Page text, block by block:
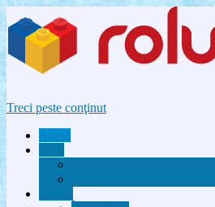
Treci peste conţinut
Acasă